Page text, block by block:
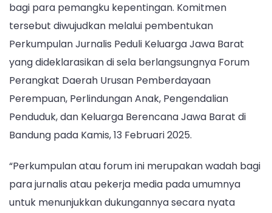
bagi para pemangku kepentingan. Komitmen
tersebut diwujudkan melalui pembentukan
Perkumpulan Jurnalis Peduli Keluarga Jawa Barat
yang dideklarasikan di sela berlangsungnya Forum
Perangkat Daerah Urusan Pemberdayaan
Perempuan, Perlindungan Anak, Pengendalian
Penduduk, dan Keluarga Berencana Jawa Barat di
Bandung pada Kamis, 13 Februari 2025.
“Perkumpulan atau forum ini merupakan wadah bagi
para jurnalis atau pekerja media pada umumnya
untuk menunjukkan dukungannya secara nyata